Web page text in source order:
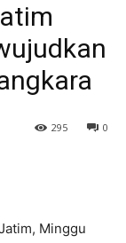
0
295
Minggu